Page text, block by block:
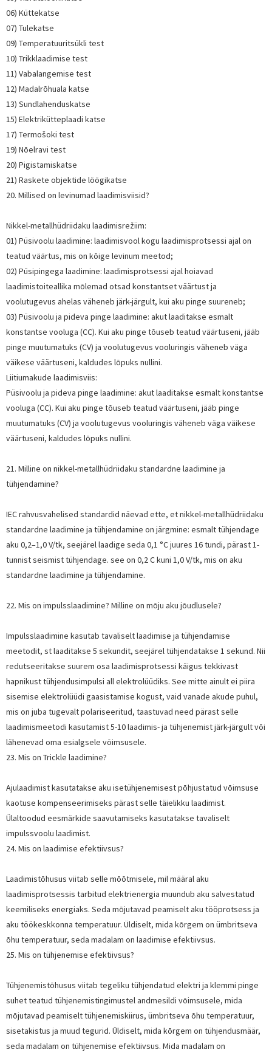
06) Küttekatse
07) Tulekatse
09) Temperatuuritsükli test
10) Trikklaadimise test
11) Vabalangemise test
12) Madalrõhuala katse
13) Sundlahenduskatse
15) Elektrikütteplaadi katse
17) Termošoki test
19) Nõelravi test
20) Pigistamiskatse
21) Raskete objektide löögikatse
20. Millised on levinumad laadimisviisid?
Nikkel-metallhüdriidaku laadimisrežiim:
01) Püsivoolu laadimine: laadimisvool kogu laadimisprotsessi ajal on
teatud väärtus, mis on kõige levinum meetod;
02) Püsipingega laadimine: laadimisprotsessi ajal hoiavad
laadimistoiteallika mõlemad otsad konstantset väärtust ja
voolutugevus ahelas väheneb järk-järgult, kui aku pinge suureneb;
03) Püsivoolu ja pideva pinge laadimine: akut laaditakse esmalt
konstantse vooluga (CC). Kui aku pinge tõuseb teatud väärtuseni, jääb
pinge muutumatuks (CV) ja voolutugevus vooluringis väheneb väga
väikese väärtuseni, kaldudes lõpuks nullini.
Liitiumakude laadimisviis:
Püsivoolu ja pideva pinge laadimine: akut laaditakse esmalt konstantse
vooluga (CC). Kui aku pinge tõuseb teatud väärtuseni, jääb pinge
muutumatuks (CV) ja voolutugevus vooluringis väheneb väga väikese
väärtuseni, kaldudes lõpuks nullini.
21. Milline on nikkel-metallhüdriidaku standardne laadimine ja
tühjendamine?
IEC rahvusvahelised standardid näevad ette, et nikkel-metallhüdriidaku
standardne laadimine ja tühjendamine on järgmine: esmalt tühjendage
aku 0,2–1,0 V/tk, seejärel laadige seda 0,1 °C juures 16 tundi, pärast 1-
tunnist seismist tühjendage. see on 0,2 C kuni 1,0 V/tk, mis on aku
standardne laadimine ja tühjendamine.
22. Mis on impulsslaadimine? Milline on mõju aku jõudlusele?
Impulsslaadimine kasutab tavaliselt laadimise ja tühjendamise
meetodit, st laaditakse 5 sekundit, seejärel tühjendatakse 1 sekund. Nii
redutseeritakse suurem osa laadimisprotsessi käigus tekkivast
hapnikust tühjendusimpulsi all elektrolüüdiks. See mitte ainult ei piira
sisemise elektrolüüdi gaasistamise kogust, vaid vanade akude puhul,
mis on juba tugevalt polariseeritud, taastuvad need pärast selle
laadimismeetodi kasutamist 5-10 laadimis- ja tühjenemist järk-järgult või
lähenevad oma esialgsele võimsusele.
23. Mis on Trickle laadimine?
Ajulaadimist kasutatakse aku isetühjenemisest põhjustatud võimsuse
kaotuse kompenseerimiseks pärast selle täielikku laadimist.
Ülaltoodud eesmärkide saavutamiseks kasutatakse tavaliselt
impulssvoolu laadimist.
24. Mis on laadimise efektiivsus?
Laadimistõhusus viitab selle mõõtmisele, mil määral aku
laadimisprotsessis tarbitud elektrienergia muundub aku salvestatud
keemiliseks energiaks. Seda mõjutavad peamiselt aku tööprotsess ja
aku töökeskkonna temperatuur. Üldiselt, mida kõrgem on ümbritseva
õhu temperatuur, seda madalam on laadimise efektiivsus.
25. Mis on tühjenemise efektiivsus?
Tühjenemistõhusus viitab tegeliku tühjendatud elektri ja klemmi pinge
suhet teatud tühjenemistingimustel andmesildi võimsusele, mida
mõjutavad peamiselt tühjenemiskiirus, ümbritseva õhu temperatuur,
sisetakistus ja muud tegurid. Üldiselt, mida kõrgem on tühjendusmäär,
seda madalam on tühjenemise efektiivsus. Mida madalam on